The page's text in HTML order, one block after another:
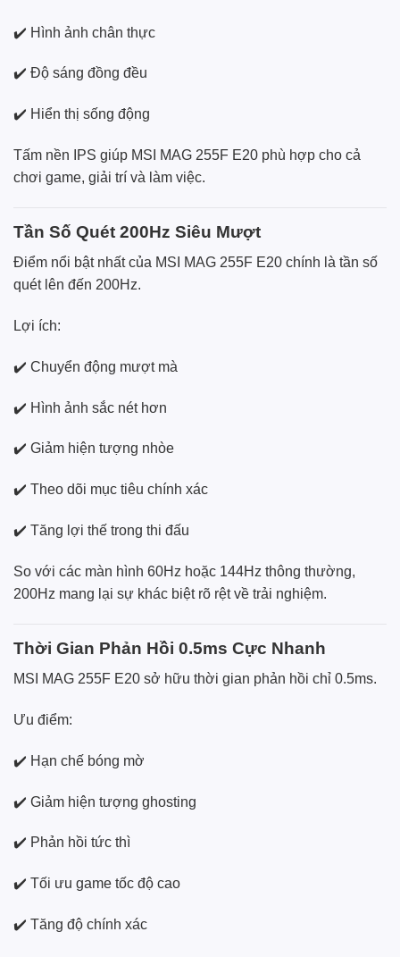
✔️ Hình ảnh chân thực
✔️ Độ sáng đồng đều
✔️ Hiển thị sống động
Tấm nền IPS giúp MSI MAG 255F E20 phù hợp cho cả
chơi game, giải trí và làm việc.
Tần Số Quét 200Hz Siêu Mượt
Điểm nổi bật nhất của MSI MAG 255F E20 chính là tần số
quét lên đến 200Hz.
Lợi ích:
✔️ Chuyển động mượt mà
✔️ Hình ảnh sắc nét hơn
✔️ Giảm hiện tượng nhòe
✔️ Theo dõi mục tiêu chính xác
✔️ Tăng lợi thế trong thi đấu
So với các màn hình 60Hz hoặc 144Hz thông thường,
200Hz mang lại sự khác biệt rõ rệt về trải nghiệm.
Thời Gian Phản Hồi 0.5ms Cực Nhanh
MSI MAG 255F E20 sở hữu thời gian phản hồi chỉ 0.5ms.
Ưu điểm:
✔️ Hạn chế bóng mờ
✔️ Giảm hiện tượng ghosting
✔️ Phản hồi tức thì
✔️ Tối ưu game tốc độ cao
✔️ Tăng độ chính xác